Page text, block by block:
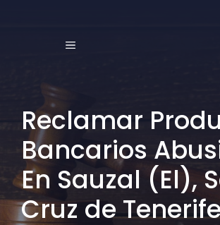
MENÚ
Reclamar
Bancarios
En Sauzal (El),
Cruz de